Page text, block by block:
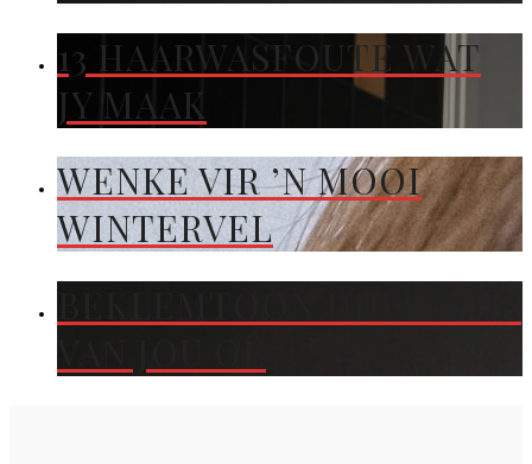
13 HAARWASFOUTE WAT
JY MAAK
WENKE VIR ’N MOOI
WINTERVEL